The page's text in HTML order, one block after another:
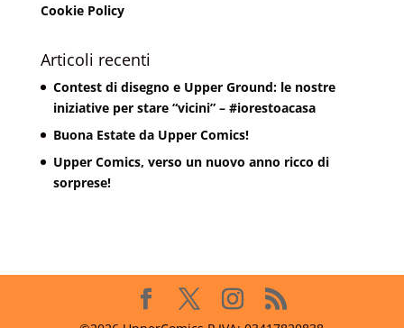
Cookie Policy
Articoli recenti
Contest di disegno e Upper Ground: le nostre
iniziative per stare “vicini” – #iorestoacasa
Buona Estate da Upper Comics!
Upper Comics, verso un nuovo anno ricco di
sorprese!